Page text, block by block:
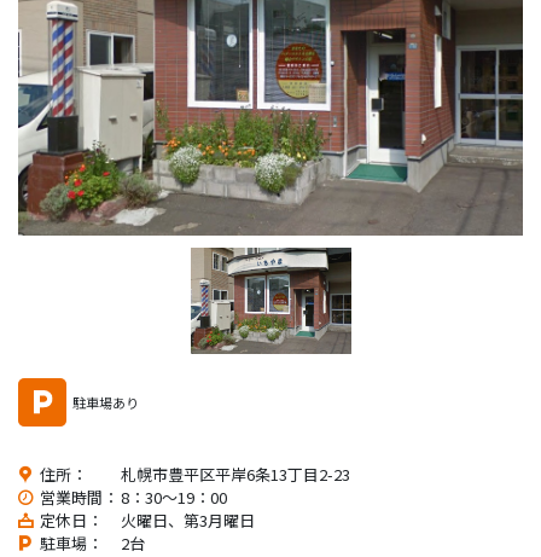
駐車場あり
住所：
札幌市豊平区平岸6条13丁目2-23
営業時間： 8：30～19：00
定休日：
火曜日、第3月曜日
駐車場：
2台